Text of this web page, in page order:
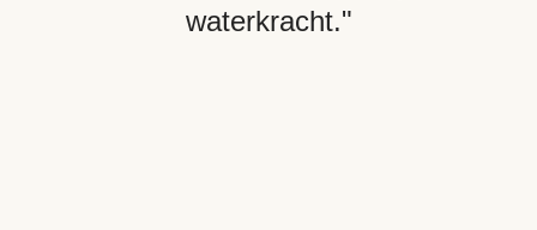
waterkracht."